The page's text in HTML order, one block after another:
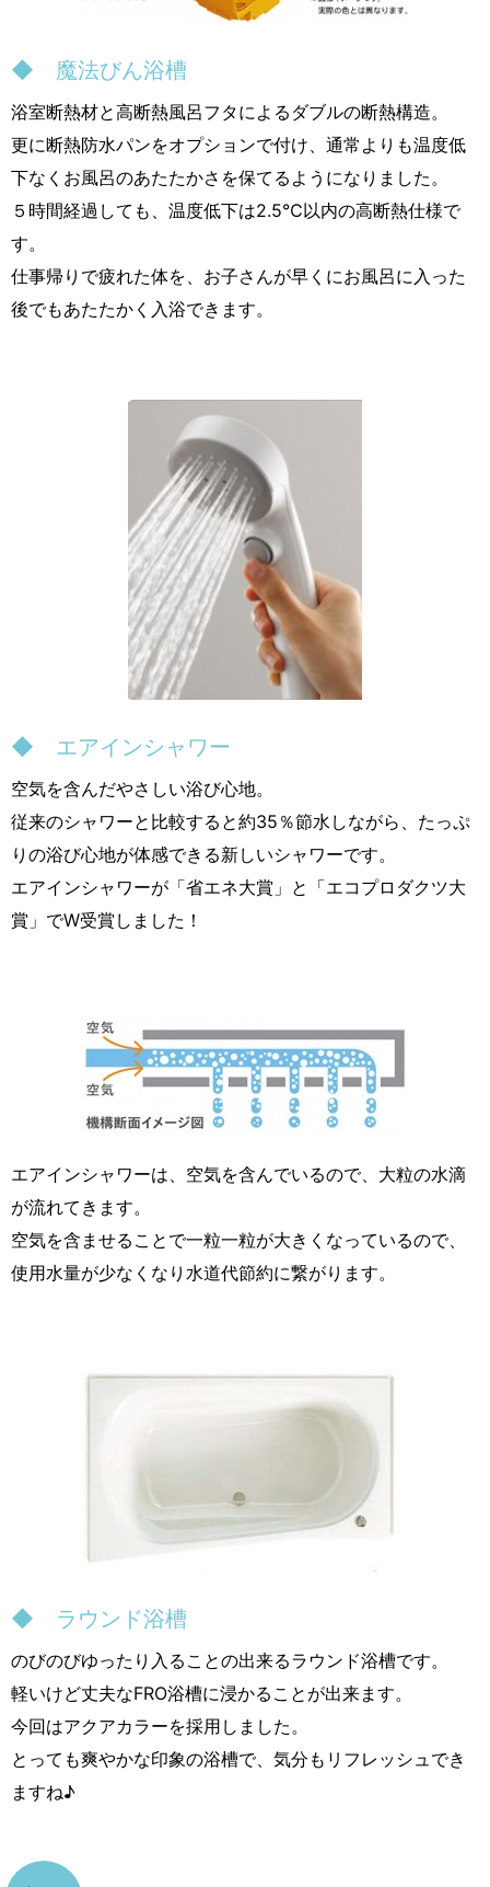
◆ 魔法びん浴槽
浴室断熱材と高断熱風呂フタによるダブルの断熱構造。
更に断熱防水パンをオプションで付け、通常よりも温度低
下なくお風呂のあたたかさを保てるようになりました。
５時間経過しても、温度低下は2.5℃以内の高断熱仕様で
す。
仕事帰りで疲れた体を、お子さんが早くにお風呂に入った
後でもあたたかく入浴できます。
◆ エアインシャワー
空気を含んだやさしい浴び心地。
従来のシャワーと比較すると約35％節水しながら、たっぷ
りの浴び心地が体感できる新しいシャワーです。
エアインシャワーが「省エネ大賞」と「エコプロダクツ大
賞」でW受賞しました！
エアインシャワーは、空気を含んでいるので、大粒の水滴
が流れてきます。
空気を含ませることで一粒一粒が大きくなっているので、
使用水量が少なくなり水道代節約に繋がります。
◆ ラウンド浴槽
のびのびゆったり入ることの出来るラウンド浴槽です。
軽いけど丈夫なFRO浴槽に浸かることが出来ます。
今回はアクアカラーを採用しました。
とっても爽やかな印象の浴槽で、気分もリフレッシュでき
ますね♪